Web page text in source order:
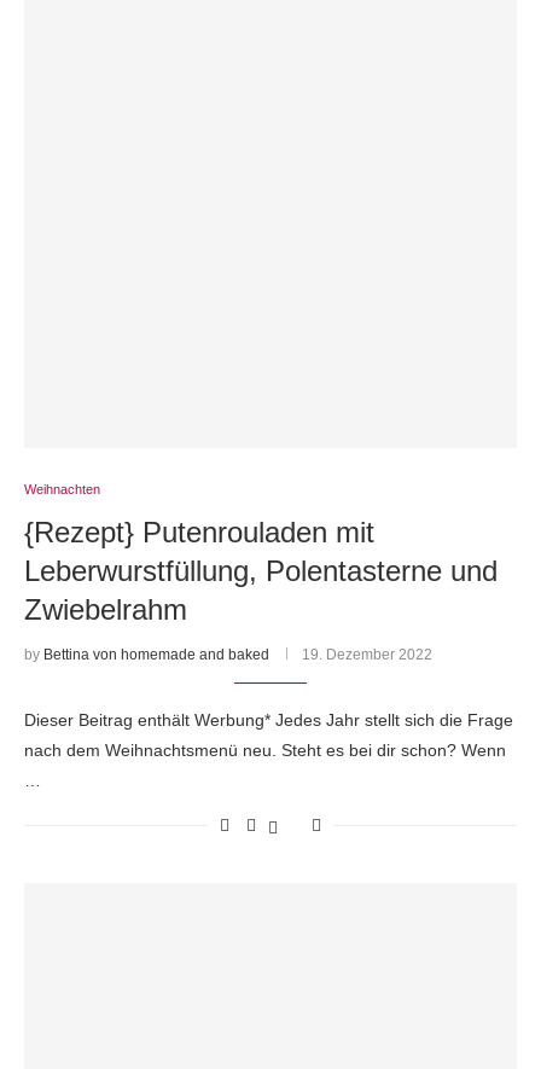
Weihnachten
{Rezept} Putenrouladen mit
Leberwurstfüllung, Polentasterne und
Zwiebelrahm
by Bettina von homemade and baked 19. Dezember 2022
Dieser Beitrag enthält Werbung* Jedes Jahr stellt sich die Frage
nach dem Weihnachtsmenü neu. Steht es bei dir schon? Wenn